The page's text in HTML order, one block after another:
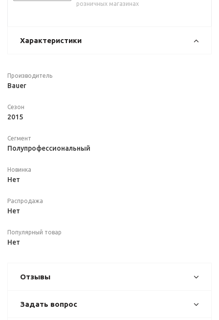
розничных магазинах
Характеристики
Производитель
Bauer
Сезон
2015
Сегмент
Полупрофессиональный
Новинка
Нет
Распродажа
Нет
Популярный товар
Нет
Отзывы
Задать вопрос